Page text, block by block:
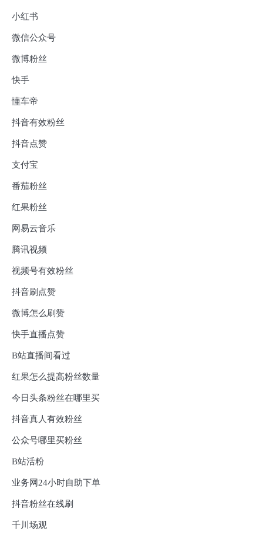
小红书
微信公众号
微博粉丝
快手
懂车帝
抖音有效粉丝
抖音点赞
支付宝
番茄粉丝
红果粉丝
网易云音乐
腾讯视频
视频号有效粉丝
抖音刷点赞
微博怎么刷赞
快手直播点赞
B站直播间看过
红果怎么提高粉丝数量
今日头条粉丝在哪里买
抖音真人有效粉丝
公众号哪里买粉丝
B站活粉
业务网24小时自助下单
抖音粉丝在线刷
千川场观